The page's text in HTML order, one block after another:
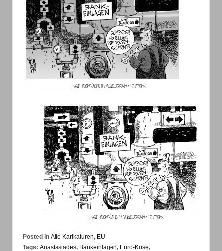
Posted in Alle Karikaturen, EU
Tags: Anastasiades, Bankeinlagen, Euro-Krise,